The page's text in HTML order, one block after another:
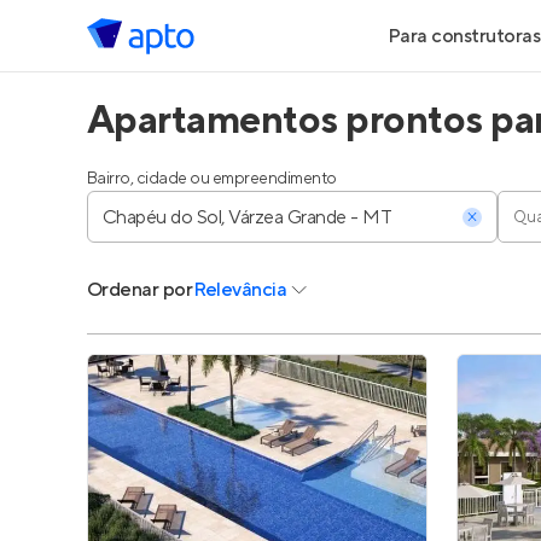
Para construtoras
Geração de
Geração de
Parcerias
Anunciar
Entrar no
Apartamentos prontos
Bairro, cidade ou empreendimento
Ordenar porRelevância